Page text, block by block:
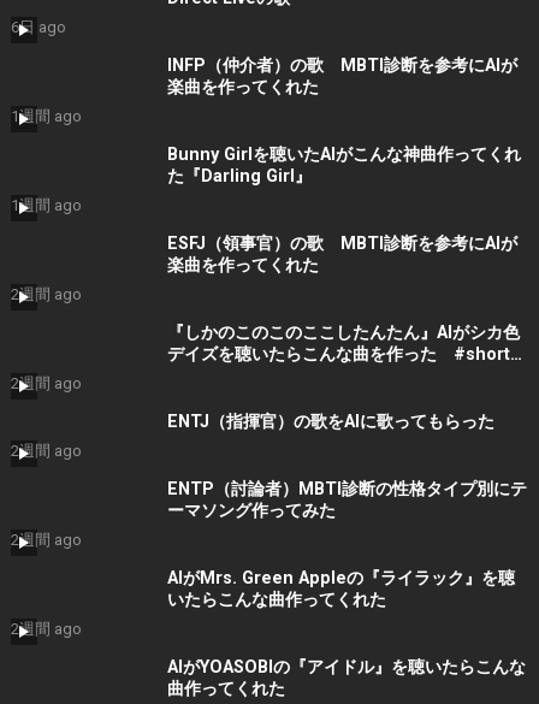
6日 ago
INFP（仲介者）の歌 MBTI診断を参考にAIが
楽曲を作ってくれた
1週間 ago
Bunny Girlを聴いたAIがこんな神曲作ってくれ
た『Darling Girl』
1週間 ago
ESFJ（領事官）の歌 MBTI診断を参考にAIが
楽曲を作ってくれた
2週間 ago
『しかのこのこのここしたんたん』AIがシカ色
デイズを聴いたらこんな曲を作った #shorts
2週間 ago
ENTJ（指揮官）の歌をAIに歌ってもらった
2週間 ago
ENTP（討論者）MBTI診断の性格タイプ別にテ
ーマソング作ってみた
2週間 ago
AIがMrs. Green Appleの『ライラック』を聴
いたらこんな曲作ってくれた
2週間 ago
AIがYOASOBIの『アイドル』を聴いたらこんな
曲作ってくれた